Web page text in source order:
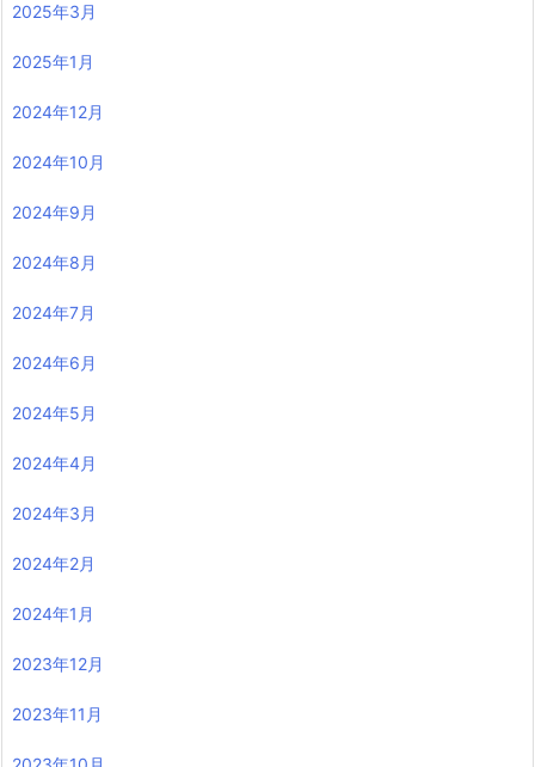
2025年3月
2025年1月
2024年12月
2024年10月
2024年9月
2024年8月
2024年7月
2024年6月
2024年5月
2024年4月
2024年3月
2024年2月
2024年1月
2023年12月
2023年11月